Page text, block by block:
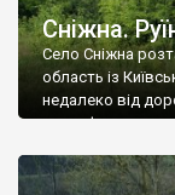
Сніжна.
Село Сніжна
область із
недалеко від
рельєфне пано,
не видно, але